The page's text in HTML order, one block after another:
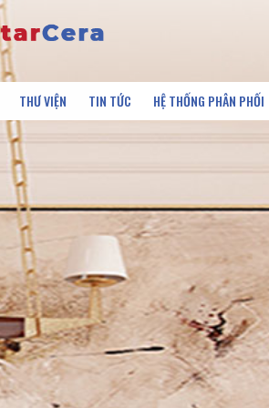
THƯ VIỆN TIN TỨC HỆ THỐNG PHÂN PHỐI